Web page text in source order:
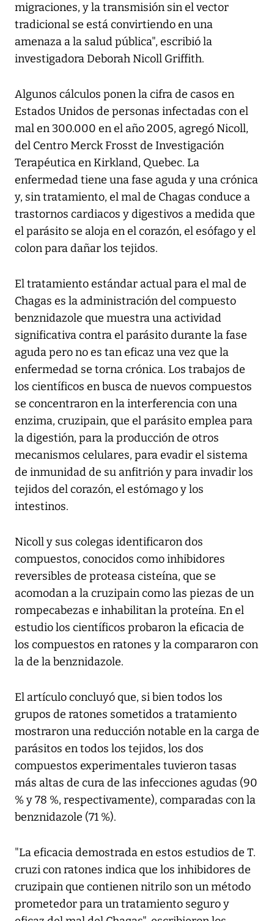
migraciones, y la transmisión sin el vector
tradicional se está convirtiendo en una
amenaza a la salud pública", escribió la
investigadora Deborah Nicoll Griffith.
Algunos cálculos ponen la cifra de casos en
Estados Unidos de personas infectadas con el
mal en 300.000 en el año 2005, agregó Nicoll,
del Centro Merck Frosst de Investigación
Terapéutica en Kirkland, Quebec. La
enfermedad tiene una fase aguda y una crónica
y, sin tratamiento, el mal de Chagas conduce a
trastornos cardiacos y digestivos a medida que
el parásito se aloja en el corazón, el esófago y el
colon para dañar los tejidos.
El tratamiento estándar actual para el mal de
Chagas es la administración del compuesto
benznidazole que muestra una actividad
significativa contra el parásito durante la fase
aguda pero no es tan eficaz una vez que la
enfermedad se torna crónica. Los trabajos de
los científicos en busca de nuevos compuestos
se concentraron en la interferencia con una
enzima, cruzipain, que el parásito emplea para
la digestión, para la producción de otros
mecanismos celulares, para evadir el sistema
de inmunidad de su anfitrión y para invadir los
tejidos del corazón, el estómago y los
intestinos.
Nicoll y sus colegas identificaron dos
compuestos, conocidos como inhibidores
reversibles de proteasa cisteína, que se
acomodan a la cruzipain como las piezas de un
rompecabezas e inhabilitan la proteína. En el
estudio los científicos probaron la eficacia de
los compuestos en ratones y la compararon con
la de la benznidazole.
El artículo concluyó que, si bien todos los
grupos de ratones sometidos a tratamiento
mostraron una reducción notable en la carga de
parásitos en todos los tejidos, los dos
compuestos experimentales tuvieron tasas
más altas de cura de las infecciones agudas (90
% y 78 %, respectivamente), comparadas con la
benznidazole (71 %).
"La eficacia demostrada en estos estudios de T.
cruzi con ratones indica que los inhibidores de
cruzipain que contienen nitrilo son un método
prometedor para un tratamiento seguro y